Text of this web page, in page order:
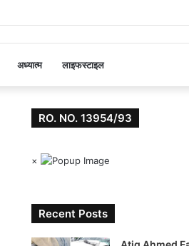
अध्यात्म लाइफस्टाइल
RO. NO. 13954/93
×
Recent Posts